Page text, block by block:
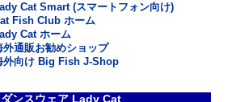
Cat Smart (スマートフォン向け)
Fish Club ホーム
Cat ホーム
外通販お勧めショップ
外向け Big Fish J-Shop
ンスウェア Lady Cat